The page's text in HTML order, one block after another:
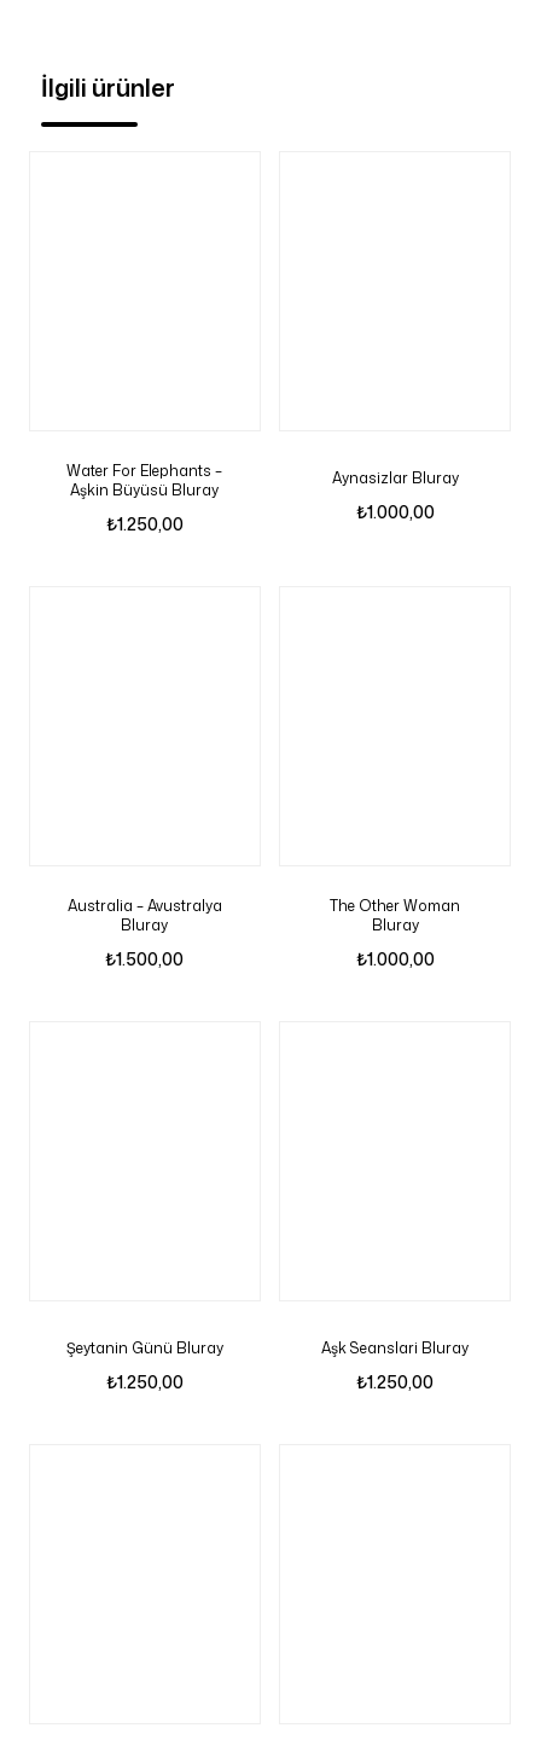
İlgili ürünler
Water For Elephants –
Aşkin Büyüsü Bluray
₺1.250,00
Aynasizlar Bluray
₺1.000,00
Australia – Avustralya
Bluray
₺1.500,00
The Other Woman
Bluray
₺1.000,00
Şeytanin Günü Bluray
₺1.250,00
Aşk Seanslari Bluray
₺1.250,00